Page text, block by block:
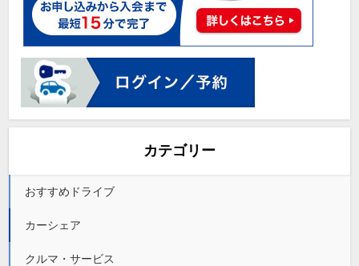
カテゴリー
おすすめドライブ
カーシェア
クルマ・サービス